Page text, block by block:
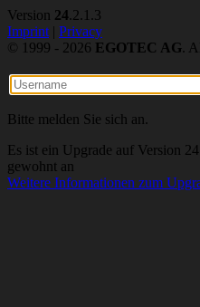
Version 24.2.1.3
Imprint | Privacy
© 1999 - 2026 EGOTEC AG.
Bitte melden Sie sich an.
Es ist ein Upgrade auf Version
gewohnt an
Weitere Informationen zum